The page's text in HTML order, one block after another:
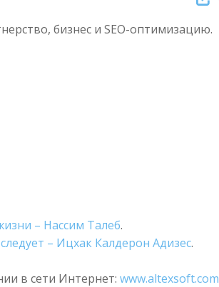
keys
бизнес и SEO-оптимизацию.
– Нассим Талеб.
– Ицхак Калдерон Адизес.
в сети Интернет: www.altexsoft.com